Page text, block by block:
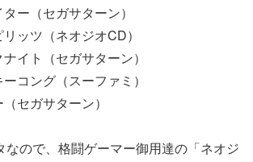
ー（セガサターン）
ッツ（ネオジオCD）
イト（セガサターン）
コング（スーファミ）
セガサターン）
なので、格闘ゲーマー御用達の「ネオジ